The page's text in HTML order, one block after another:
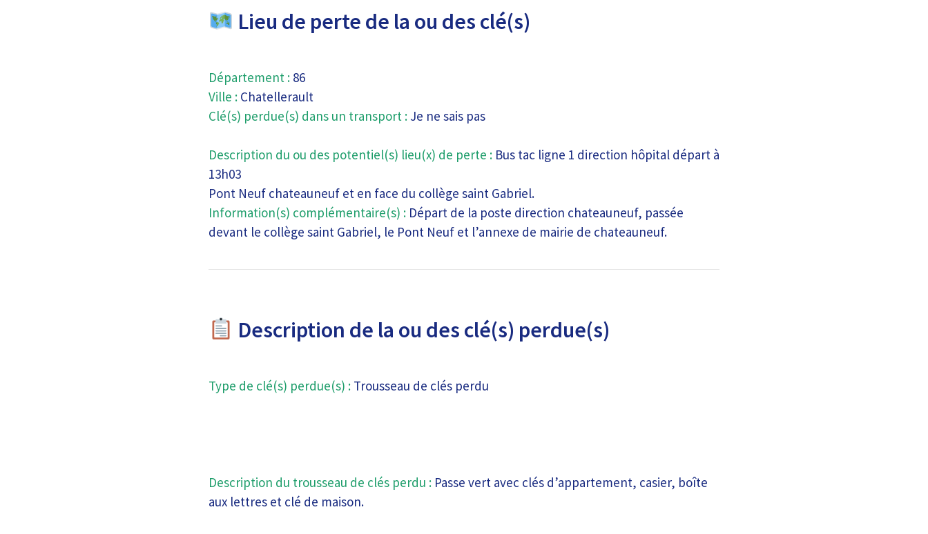
Lieu de perte de la ou des clé(s)
Département : 86
Ville : Chatellerault
Clé(s) perdue(s) dans un transport : Je ne sais pas
Description du ou des potentiel(s) lieu(x) de perte : Bus tac ligne 1 direction hôpital départ à
13h03
Pont Neuf chateauneuf et en face du collège saint Gabriel.
Information(s) complémentaire(s) : Départ de la poste direction chateauneuf, passée
devant le collège saint Gabriel, le Pont Neuf et l’annexe de mairie de chateauneuf.
Description de la ou des clé(s) perdue(s)
Type de clé(s) perdue(s) : Trousseau de clés perdu
Description du trousseau de clés perdu : Passe vert avec clés d’appartement, casier, boîte
aux lettres et clé de maison.